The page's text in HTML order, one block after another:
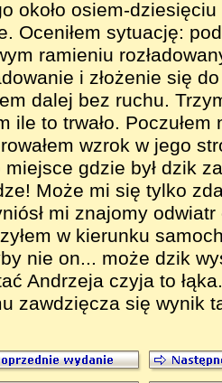
około osiem-
Oceniłem sytuację:
ramieniu
i złożenie się
dalej bez ruchu.
ile to trwało.
wzrok w jego
miejsce gdzie był dzik
Może mi się tylko
mi znajomy
w kierunku
nie on... może dzik
Andrzeja czyja to
zawdzięcza się wynik